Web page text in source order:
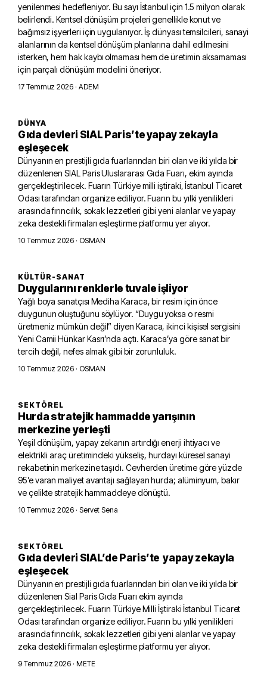
yenilenmesi hedefleniyor. Bu sayı İstanbul için 1.5 milyon olarak
belirlendi. Kentsel dönüşüm projeleri genellikle konut ve
bağımsız işyerleri için uygulanıyor. İş dünyası temsilcileri, sanayi
alanlarının da kentsel dönüşüm planlarına dahil edilmesini
isterken, hem hak kaybı olmaması hem de üretimin aksamaması
için parçalı dönüşüm modelini öneriyor.
17 Temmuz 2026 · ADEM
DÜNYA
Gıda devleri SIAL Paris’te yapay zekayla
eşleşecek
Dünyanın en prestijli gıda fuarlarından biri olan ve iki yılda bir
düzenlenen SIAL Paris Uluslararası Gıda Fuarı, ekim ayında
gerçekleştirilecek. Fuarın Türkiye milli iştiraki, İstanbul Ticaret
Odası tarafından organize ediliyor. Fuarın bu yılki yenilikleri
arasında fırıncılık, sokak lezzetleri gibi yeni alanlar ve yapay
zeka destekli firmaları eşleştirme platformu yer alıyor.
10 Temmuz 2026 · OSMAN
KÜLTÜR-SANAT
Duygularını renklerle tuvale işliyor
Yağlı boya sanatçısı Mediha Karaca, bir resim için önce
duygunun oluştuğunu söylüyor. “Duygu yoksa o resmi
üretmeniz mümkün değil” diyen Karaca, ikinci kişisel sergisini
Yeni Camii Hünkar Kasrı’nda açtı. Karaca’ya göre sanat bir
tercih değil, nefes almak gibi bir zorunluluk.
10 Temmuz 2026 · OSMAN
SEKTÖREL
Hurda stratejik hammadde yarışının
merkezine yerleşti
Yeşil dönüşüm, yapay zekanın artırdığı enerji ihtiyacı ve
elektrikli araç üretimindeki yükseliş, hurdayı küresel sanayi
rekabetinin merkezine taşıdı. Cevherden üretime göre yüzde
95’e varan maliyet avantajı sağlayan hurda; alüminyum, bakır
ve çelikte stratejik hammaddeye dönüştü.
10 Temmuz 2026 · Servet Sena
SEKTÖREL
Gıda devleri SIAL’de Paris’te yapay zekayla
eşleşecek
Dünyanın en prestijli gıda fuarlarından biri olan ve iki yılda bir
düzenlenen Sial Paris Gıda Fuarı ekim ayında
gerçekleştirilecek. Fuarın Türkiye Milli İştiraki İstanbul Ticaret
Odası tarafından organize ediliyor. Fuarın bu yılki yenilikleri
arasında fırıncılık, sokak lezzetleri gibi yeni alanlar ve yapay
zeka destekli firmaları eşleştirme platformu yer alıyor.
9 Temmuz 2026 · METE